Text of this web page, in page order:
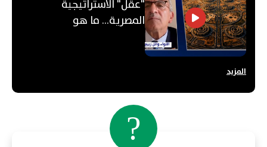
"عقل" الاستراتيجية
المصرية... ما هو
المزيد
?